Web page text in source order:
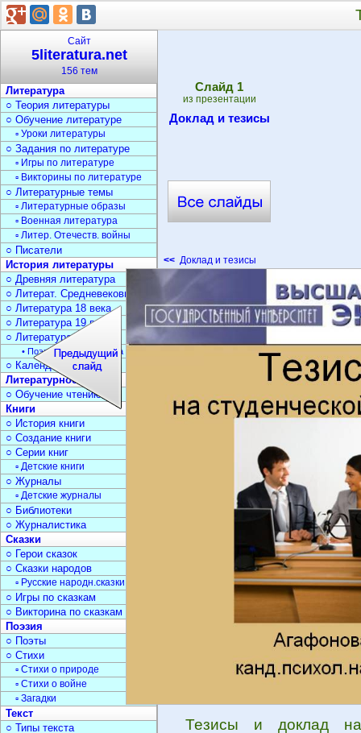
Cлайд 1
из презентации
Доклад и тезисы
<< Доклад и тезисы
Тезисы и доклад на
Сайт
5literatura.net
156 тем
Литература
○ Теория литературы
○ Обучение литературе
▫ Уроки литературы
○ Задания по литературе
▫ Игры по литературе
▫ Викторины по литературе
○ Литературные темы
▫ Литературные образы
▫ Военная литература
▫ Литер. Отечеств. войны
○ Писатели
История литературы
○ Древняя литература
○ Литерат. Средневековья
○ Литература 18 века
○ Литература 19 века
○ Литература 20 века
• Поэзия Серебрян. века
○ Календарь дат
Литературное чтение
○ Обучение чтению
Книги
○ История книги
○ Создание книги
○ Серии книг
▫ Детские книги
○ Журналы
▫ Детские журналы
○ Библиотеки
○ Журналистика
Сказки
○ Герои сказок
○ Сказки народов
▫ Русские народн.сказки
○ Игры по сказкам
○ Викторина по сказкам
Поэзия
○ Поэты
○ Стихи
▫ Стихи о природе
▫ Стихи о войне
▫ Загадки
Текст
○ Типы текста